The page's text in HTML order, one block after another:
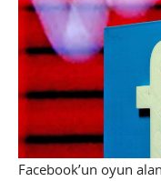
Facebook’un oyun